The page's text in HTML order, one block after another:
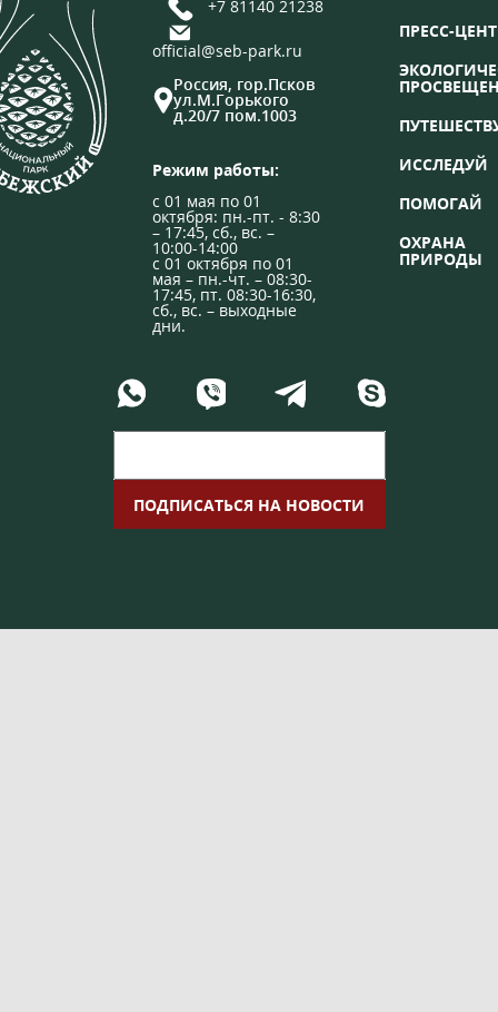
+7 81140 21238
official@seb-park.ru
Россия, гор.Псков
ул.М.Горького
д.20/7 пом.1003
Режим работы:
с 01 мая по 01
октября: пн.-пт. - 8:30
– 17:45, сб., вс. –
10:00-14:00
с 01 октября по 01
мая – пн.-чт. – 08:30-
17:45, пт. 08:30-16:30,
сб., вс. – выходные
дни.
ПРЕСС-
ИССЛЕДУЙ
ПОМОГАЙ
ОХРАНА
ПРИРОДЫ